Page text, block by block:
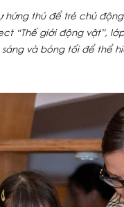
hứng thú để trẻ chủ
“Thế giới động vật”,
sáng và bóng tối để thể